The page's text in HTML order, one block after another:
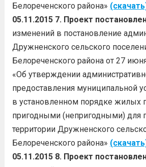
Белореченского района»
05.11.2015 7. Проект
изменений в постановление
Дружненского сельского
Белореченского района от 27
«Об утверждении
предоставления муниципальной
в установленном порядке жилых
пригодными (непригодными) для
территории Дружненского
Белореченского района»
05.11.2015 8. Проект